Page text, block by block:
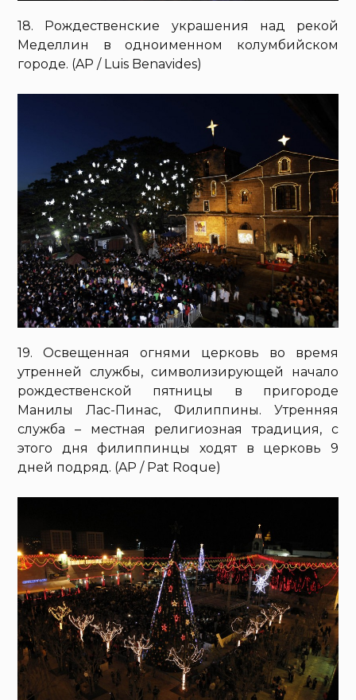
18. Рождественские украшения над рекой
Меделлин в одноименном колумбийском
городе. (AP / Luis Benavides)
19. Освещенная огнями церковь во время
утренней службы, символизирующей начало
рождественской пятницы в пригороде
Манилы Лас-Пинас, Филиппины. Утренняя
служба – местная религиозная традиция, с
этого дня филиппинцы ходят в церковь 9
дней подряд. (AP / Pat Roque)